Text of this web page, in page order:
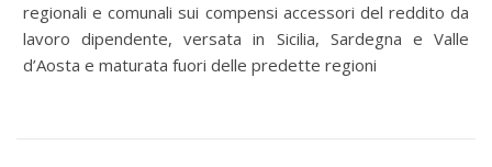
regionali e comunali sui compensi accessori del reddito da
lavoro dipendente, versata in Sicilia, Sardegna e Valle
d’Aosta e maturata fuori delle predette regioni